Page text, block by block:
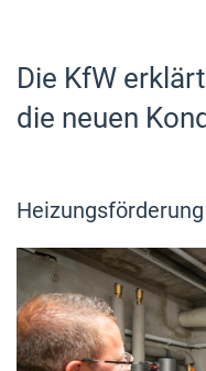
Die KfW
die neuen